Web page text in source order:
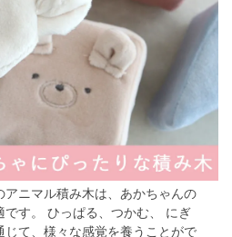
ニマル積み木は、あかちゃんの
す。
ひっぱる、つかむ、 にぎ
じて、様々な感覚を養うことがで